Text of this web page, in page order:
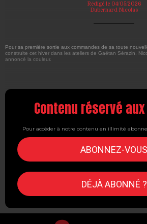
Rédigé le 04/05/2026
Dubernard Nicolas
Pour sa première sortie aux commandes de sa toute
construite cet hiver dans les ateliers de Gaëtan Sérazin,
annoncé la couleur.
Contenu réservé
Pour accéder à notre contenu en illimité
ABONNEZ-VOUS
DÉJÀ ABONNÉ ?